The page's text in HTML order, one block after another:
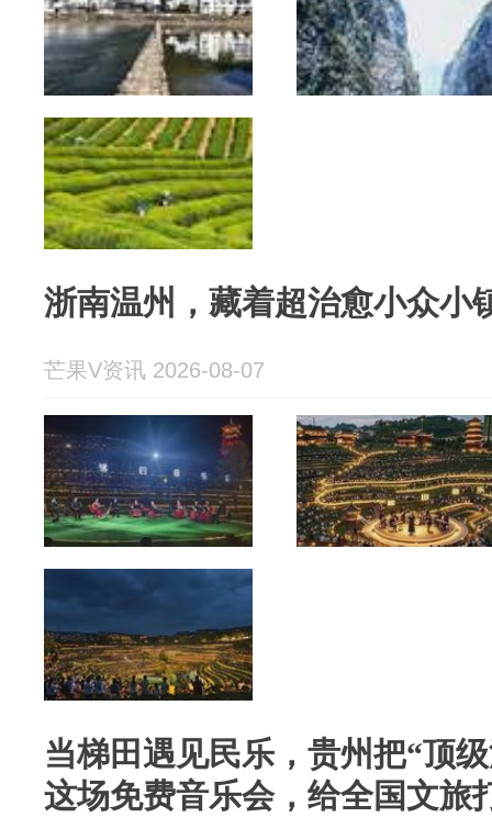
浙南温州，藏着超治愈小众小
芒果V资讯 2026-08-07
当梯田遇见民乐，贵州把“顶
这场免费音乐会，给全国文旅